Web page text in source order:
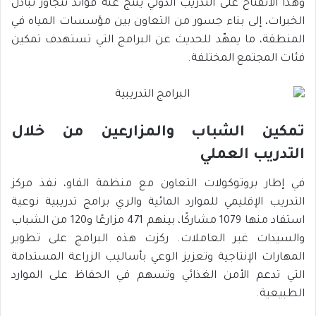
وهذا الانفتاح على التدريب الدولي ينتج عنه فوائد تتجاوز تبادل
الخبرات، إلى بناء جسور من التعاون بين مؤسسات المياه في
المنطقة، ما يمهّد للحديث عن البرامج التي تستهدف تمكين
فئات المجتمع المختلفة.
تمكين الشباب والمزارعين من خلال
التدريب العملي
في إطار بروتوكولات التعاون مع منظمة الفاو، نفذ مركز
التدريب الإقليمي للموارد المائية والري برامج تدريبية نوعية
استفاد منها 1079 مشاركًا، بينهم 471 مزارعًا و120 من الشباب
والسيدات غير العاملات. ركزت هذه البرامج على تطوير
المهارات الإنتاجية وتعزيز الوعي بأساليب الزراعة المستدامة
التي تدعم الأمن الغذائي وتسهم في الحفاظ على الموارد
الطبيعية.